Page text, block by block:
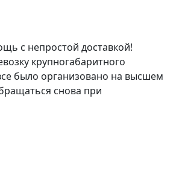
с непростой доставкой!
крупногабаритного
было организовано на высшем
снова при